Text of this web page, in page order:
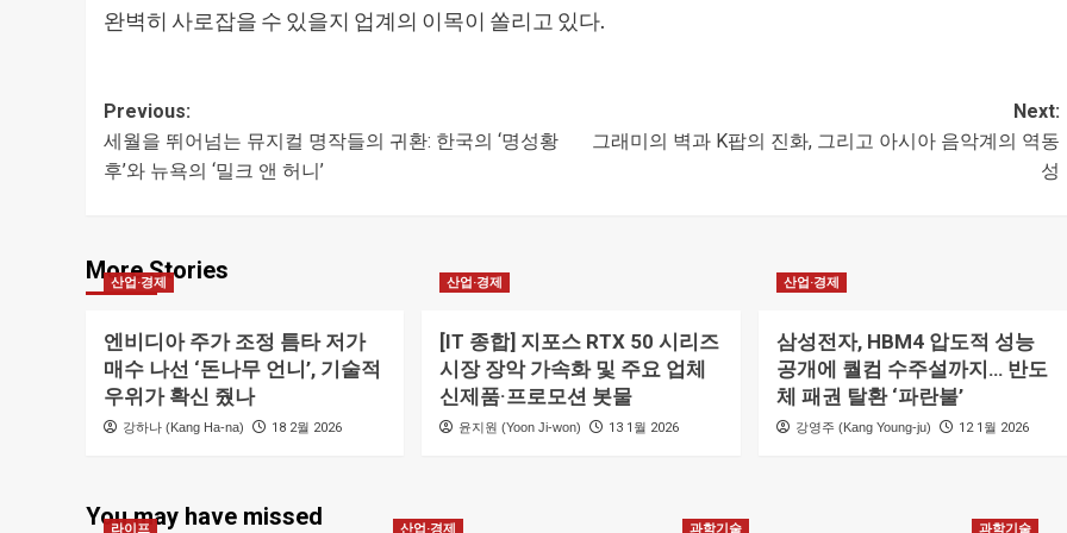
완벽히 사로잡을 수 있을지 업계의 이목이 쏠리고 있다.
Post
navigation
Previous:
세월을 뛰어넘는 뮤지컬 명작들의 귀환: 한국의 ‘명성황
후’와 뉴욕의 ‘밀크 앤 허니’
Next:
그래미의 벽과 K팝의 진화, 그리고 아시아 음악계의 역동
성
More Stories
산업·경제
엔비디아 주가 조정 틈타 저가
매수 나선 ‘돈나무 언니’, 기술적
우위가 확신 줬나
강하나 (Kang Ha-na) 18 2월 2026
산업·경제
[IT 종합] 지포스 RTX 50 시리즈
시장 장악 가속화 및 주요 업체
신제품·프로모션 봇물
윤지원 (Yoon Ji-won) 13 1월 2026
산업·경제
삼성전자, HBM4 압도적 성능
공개에 퀄컴 수주설까지… 반도
체 패권 탈환 ‘파란불’
강영주 (Kang Young-ju) 12 1월 2026
You may have missed
라이프 산업·경제 과학기술 과학기술